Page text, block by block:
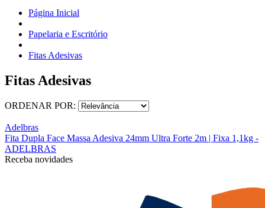
Página Inicial
Papelaria e Escritório
Fitas Adesivas
Fitas Adesivas
ORDENAR POR:
Adelbras
Fita Dupla Face Massa Adesiva 24mm Ultra Forte 2m | Fixa 1,1kg -
ADELBRAS
Receba novidades